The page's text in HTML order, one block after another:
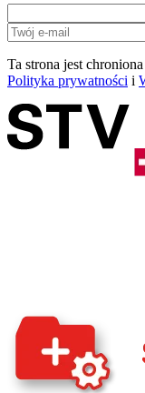
Ta strona jest
Polityka prywatności i